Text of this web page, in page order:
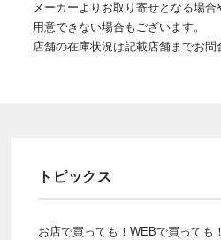
メーカーよりお取り寄せとなる場
用意できない場合もございます。
店舗の在庫状況は記載店舗までお問
トピックス
お店で買っても！WEBで買っても